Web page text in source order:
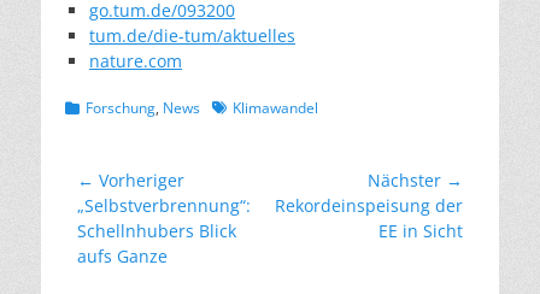
go.tum.de/093200
tum.de/die-tum/aktuelles
nature.com
Kategorien
Forschung, News Schlagworte
Klimawandel
Beitragsnavigation
← Vorheriger
Vorheriger
Beitrag:
„Selbstverbrennung“:
Schellnhubers Blick
aufs Ganze
Nächster →
Nächster
Rekordeinspeisung der
EE in Sicht